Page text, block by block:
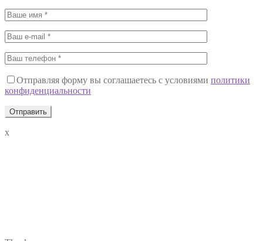
Отправляя форму вы соглашаетесь с условиями политики
конфиденциальности
x